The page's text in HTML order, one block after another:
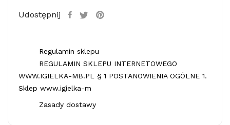
Udostępnij
Regulamin sklepu
REGULAMIN SKLEPU INTERNETOWEGO
WWW.IGIELKA-MB.PL § 1 POSTANOWIENIA OGÓLNE 1.
Sklep www.igielka-m
Zasady dostawy